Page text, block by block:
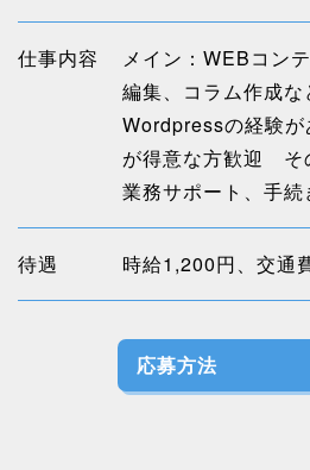
仕事内容
メイン：WEBコン
編集、コラム作成な
Wordpressの経験
が得意な方歓迎 そ
業務サポート、手
待遇 時給1,200円、交通
応募方法